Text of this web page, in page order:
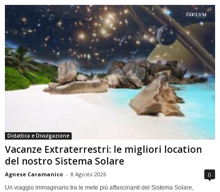
Didattica e Divulgazione
Vacanze Extraterrestri: le migliori location
del nostro Sistema Solare
Agnese Caramanico - 8 Agosto 2026 0
Un viaggio immaginario tra le mete più affascinanti del Sistema Solare,